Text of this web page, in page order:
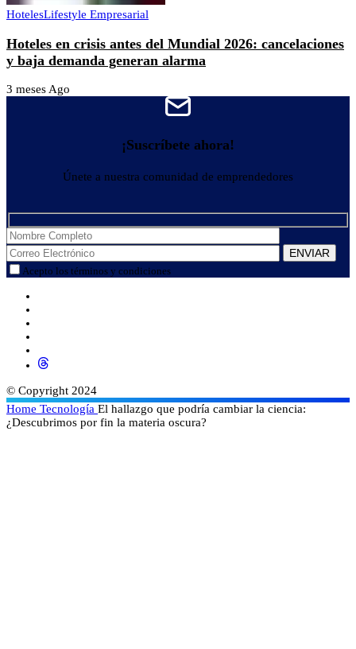
HotelesLifestyle Empresarial
Hoteles en crisis antes del Mundial 2026: cancelaciones
y baja demanda generan alarma
3 meses Ago
¡Suscríbete ahora!
Únete a nuestra comunidad de emprendedores
Acepto los términos y condiciones
© Copyright 2024
Home Tecnología El hallazgo que podría cambiar la ciencia:
¿Descubrimos por fin la materia oscura?